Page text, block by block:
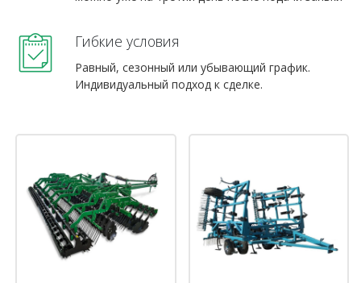
Гибкие условия
Равный, сезонный или убывающий график.
Индивидуальный подход к сделке.